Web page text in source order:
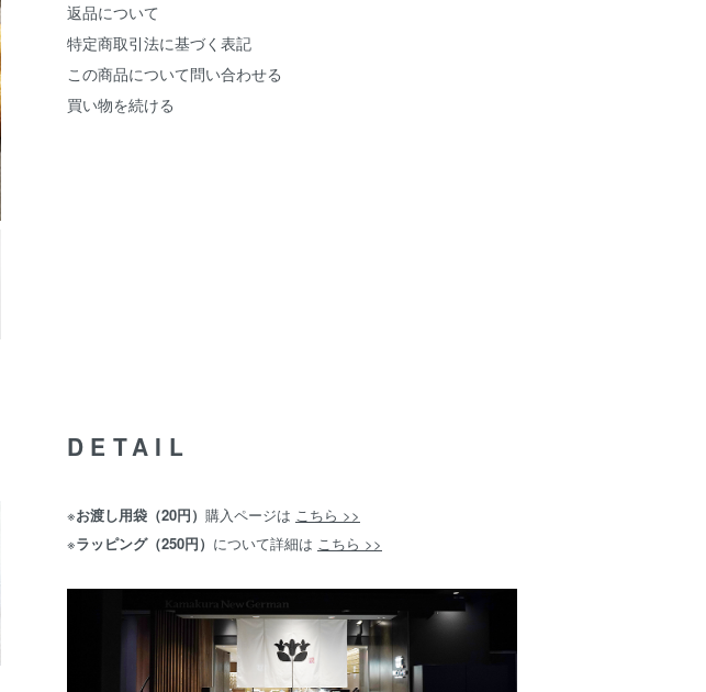
返品について
特定商取引法に基づく表記
この商品について問い合わせる
買い物を続ける
DETAIL
※お渡し用袋（20円） 購入ページは こちら >>
※ラッピング（250円） について詳細は こちら >>